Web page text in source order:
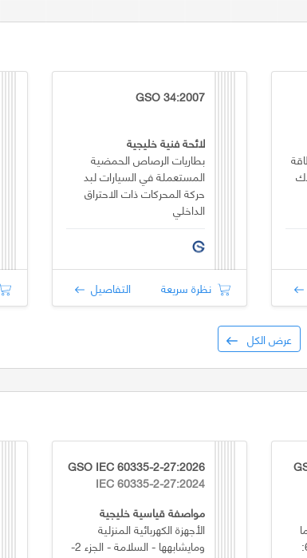
GSO 34:2007
لائحة فنية خليجية
بطاريات الرصاص الحمضية
المستعملة في السيارات لبد
حركة المحركات ذات الاحتراق
الداخلي
نظرة سريعة التفاصيل
عرض الكل
شابهها -السلامة - الجزء 2-6:
GSO IEC 60335-2-27:2026
IEC 60335-2-27:2024
مواصفة قياسية خليجية
الأجهزة الكهربائية المنزلية
ومايشابهها - السلامة - الجزء 2-